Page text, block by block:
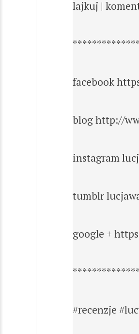
lajkuj |
facebook
blog http://
instagram
tumblr
google +
#recenzje